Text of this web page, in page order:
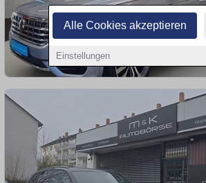
Alle Cookies akzeptieren
Einstellungen